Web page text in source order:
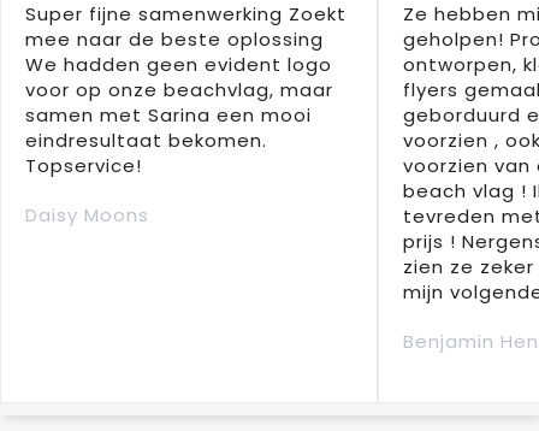
Super fijne samenwerking Zoekt
mee naar de beste oplossing
We hadden geen evident logo
voor op onze beachvlag, maar
samen met Sarina een mooi
eindresultaat bekomen.
Topservice!
Daisy Moons
Ze hebben
geholpen!
ontworpen,
flyers
geborduurd
voorzien ,
voorzien
beach vlag !
tevreden
prijs !
zien ze
mijn
Benjamin